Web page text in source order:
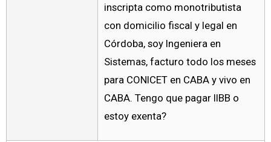
inscripta como monotributista
con domicilio fiscal y legal en
Córdoba, soy Ingeniera en
Sistemas, facturo todo los meses
para CONICET en CABA y vivo en
CABA. Tengo que pagar IIBB o
estoy exenta?